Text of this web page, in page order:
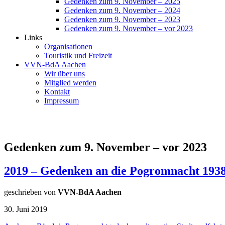
Gedenken zum 9. November – 2024
Gedenken zum 9. November – 2023
Gedenken zum 9. November – vor 2023
Links
Organisationen
Touristik und Freizeit
VVN-BdA Aachen
Wir über uns
Mitglied werden
Kontakt
Impressum
Gedenken zum 9. November – vor 2023
2019 – Gedenken an die Pogromnacht
geschrieben von VVN-BdA Aachen
30. Juni 2019